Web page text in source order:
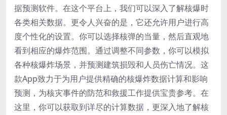
据预测软件。在这个平台上，我们可以深入了解核爆时
各类相关数据。更令人兴奋的是，它还允许用户进行高
度个性化的设置。你可以选择核弹的当量，然后直观地
看到相应的爆炸范围。通过调整不同参数，你可以模拟
各种核爆炸场景，并预测建筑损毁和人员伤亡情况。这
款App致力于为用户提供精确的核爆炸数据计算和影响
预测，为核灾事件的防范和救援工作提供宝贵参考。在
这里，你可以获取到详尽的计算数据，更深入地了解核